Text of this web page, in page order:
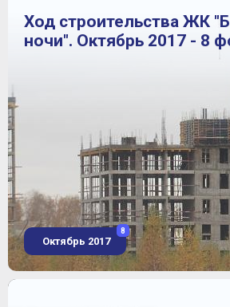
Ход строительства ЖК
ночи". Октябрь 2017 - 8
Октябрь 2017
8